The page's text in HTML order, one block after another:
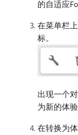
的自适应
在菜单栏
标。
出现一个
为新的体
在转换为